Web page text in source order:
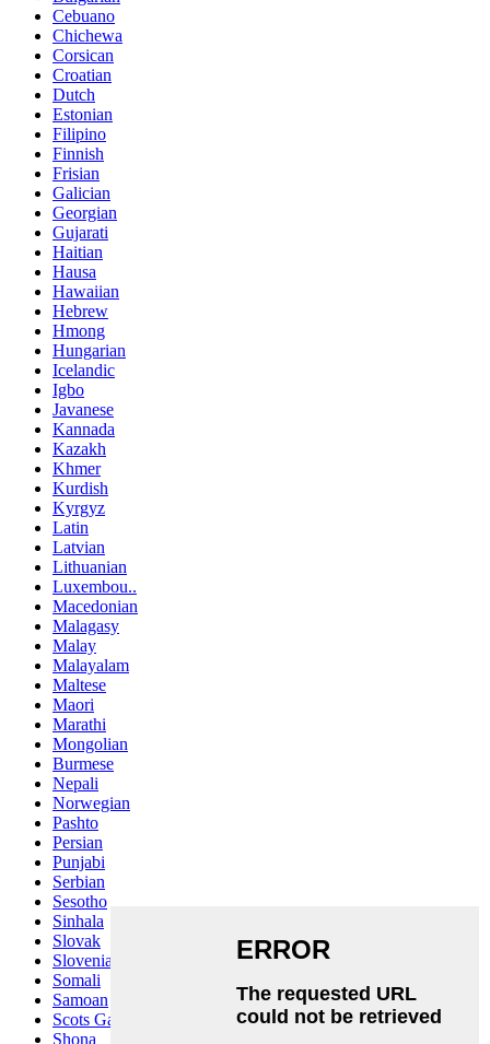
Cebuano
Chichewa
Corsican
Croatian
Dutch
Estonian
Filipino
Finnish
Frisian
Galician
Georgian
Gujarati
Haitian
Hausa
Hawaiian
Hebrew
Hmong
Hungarian
Icelandic
Igbo
Javanese
Kannada
Kazakh
Khmer
Kurdish
Kyrgyz
Latin
Latvian
Lithuanian
Luxembou..
Macedonian
Malagasy
Malay
Malayalam
Maltese
Maori
Marathi
Mongolian
Burmese
Nepali
Norwegian
Pashto
Persian
Punjabi
Serbian
Sesotho
Sinhala
Slovak
Slovenian
Somali
Samoan
Scots Gaelic
Shona